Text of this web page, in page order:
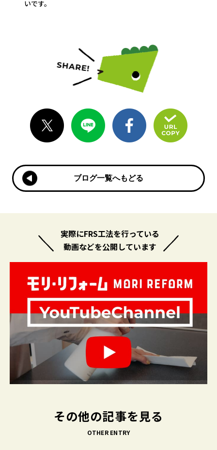
いです。
ブログ一覧へもどる
ブログ一覧へもどる
実際にFRS工法を行っている
動画などを公開しています
その他の記事を見る
OTHER ENTRY